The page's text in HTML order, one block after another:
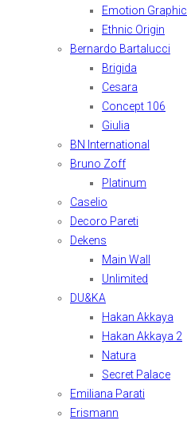
Emotion Graphic
Ethnic Origin
Bernardo Bartalucci
Brigida
Cesara
Concept 106
Giulia
BN International
Bruno Zoff
Platinum
Caselio
Decoro Pareti
Dekens
Main Wall
Unlimited
DU&KA
Hakan Akkaya
Hakan Akkaya 2
Natura
Secret Palace
Emiliana Parati
Erismann